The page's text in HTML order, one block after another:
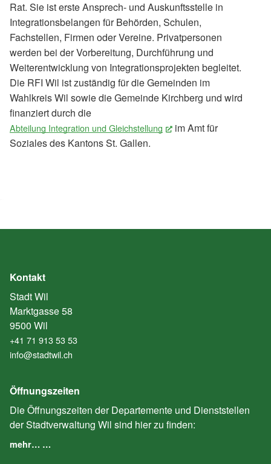
Rat. Sie ist erste Ansprech- und Auskunftsstelle in
Integrationsbelangen für Behörden, Schulen,
Fachstellen, Firmen oder Vereine. Privatpersonen
werden bei der Vorbereitung, Durchführung und
Weiterentwicklung von Integrationsprojekten begleitet.
Die RFI Wil ist zuständig für die Gemeinden im
Wahlkreis Wil sowie die Gemeinde Kirchberg und wird
finanziert durch die
Abteilung Integration und Gleichstellung (External Link)
im Amt für
Soziales des Kantons St. Gallen.
Kontakt
Stadt Wil
Marktgasse 58
9500 Wil
+41 71 913 53 53
info@stadtwil.ch
Öffnungszeiten
Die Öffnungszeiten der Departemente und Dienststellen
der Stadtverwaltung Wil sind hier zu finden:
mehr… …